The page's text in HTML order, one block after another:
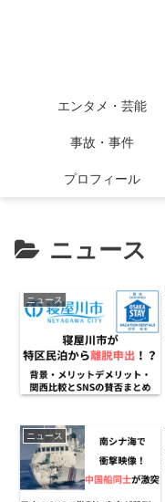
エンタメ・芸能
事故・事件
プロフィール
ニュース
ニュース
ニュース